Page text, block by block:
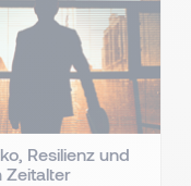
Resilienz und
Zeitalter